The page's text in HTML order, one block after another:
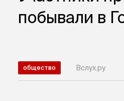
побывали в
общество Вслух.ру